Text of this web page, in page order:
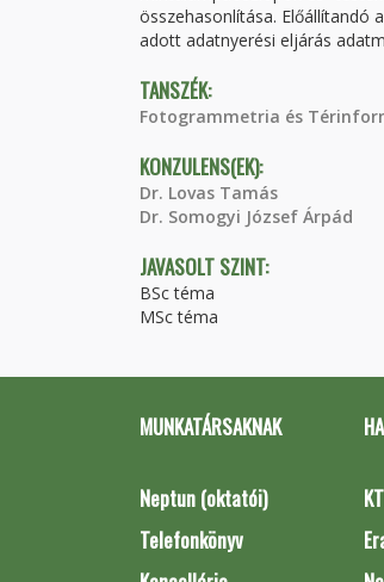
összehasonlítása. Előállítandó
adott adatnyerési eljárás
TANSZÉK:
Fotogrammetria és
KONZULENS(EK):
Dr. Lovas Tamás
Dr. Somogyi József Árpád
JAVASOLT SZINT:
BSc téma
MSc téma
MUNKATÁRSAKNAK
Neptun (oktatói)
Telefonkönyv